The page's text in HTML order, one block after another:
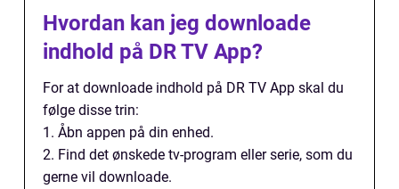
Hvordan kan jeg downloade
indhold på DR TV App?
For at downloade indhold på DR TV App skal du
følge disse trin:
1. Åbn appen på din enhed.
2. Find det ønskede tv-program eller serie, som du
gerne vil downloade.